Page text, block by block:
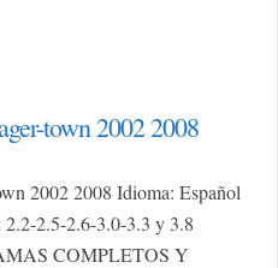
town 2002 2008
2002 2008 Idioma: Español
2.5-2.6-3.0-3.3 y 3.8
COMPLETOS Y